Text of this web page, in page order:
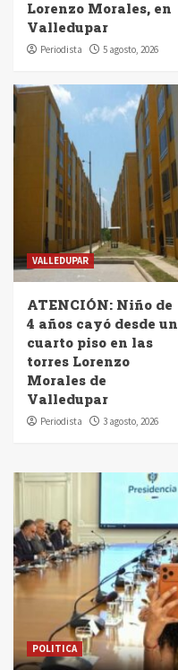
Lorenzo Morales, en
Valledupar
Periodista 5 agosto, 2026
VALLEDUPAR
ATENCIÓN: Niño de
4 años cayó desde un
cuarto piso en las
torres Lorenzo
Morales de
Valledupar
Periodista 3 agosto, 2026
POLITICA